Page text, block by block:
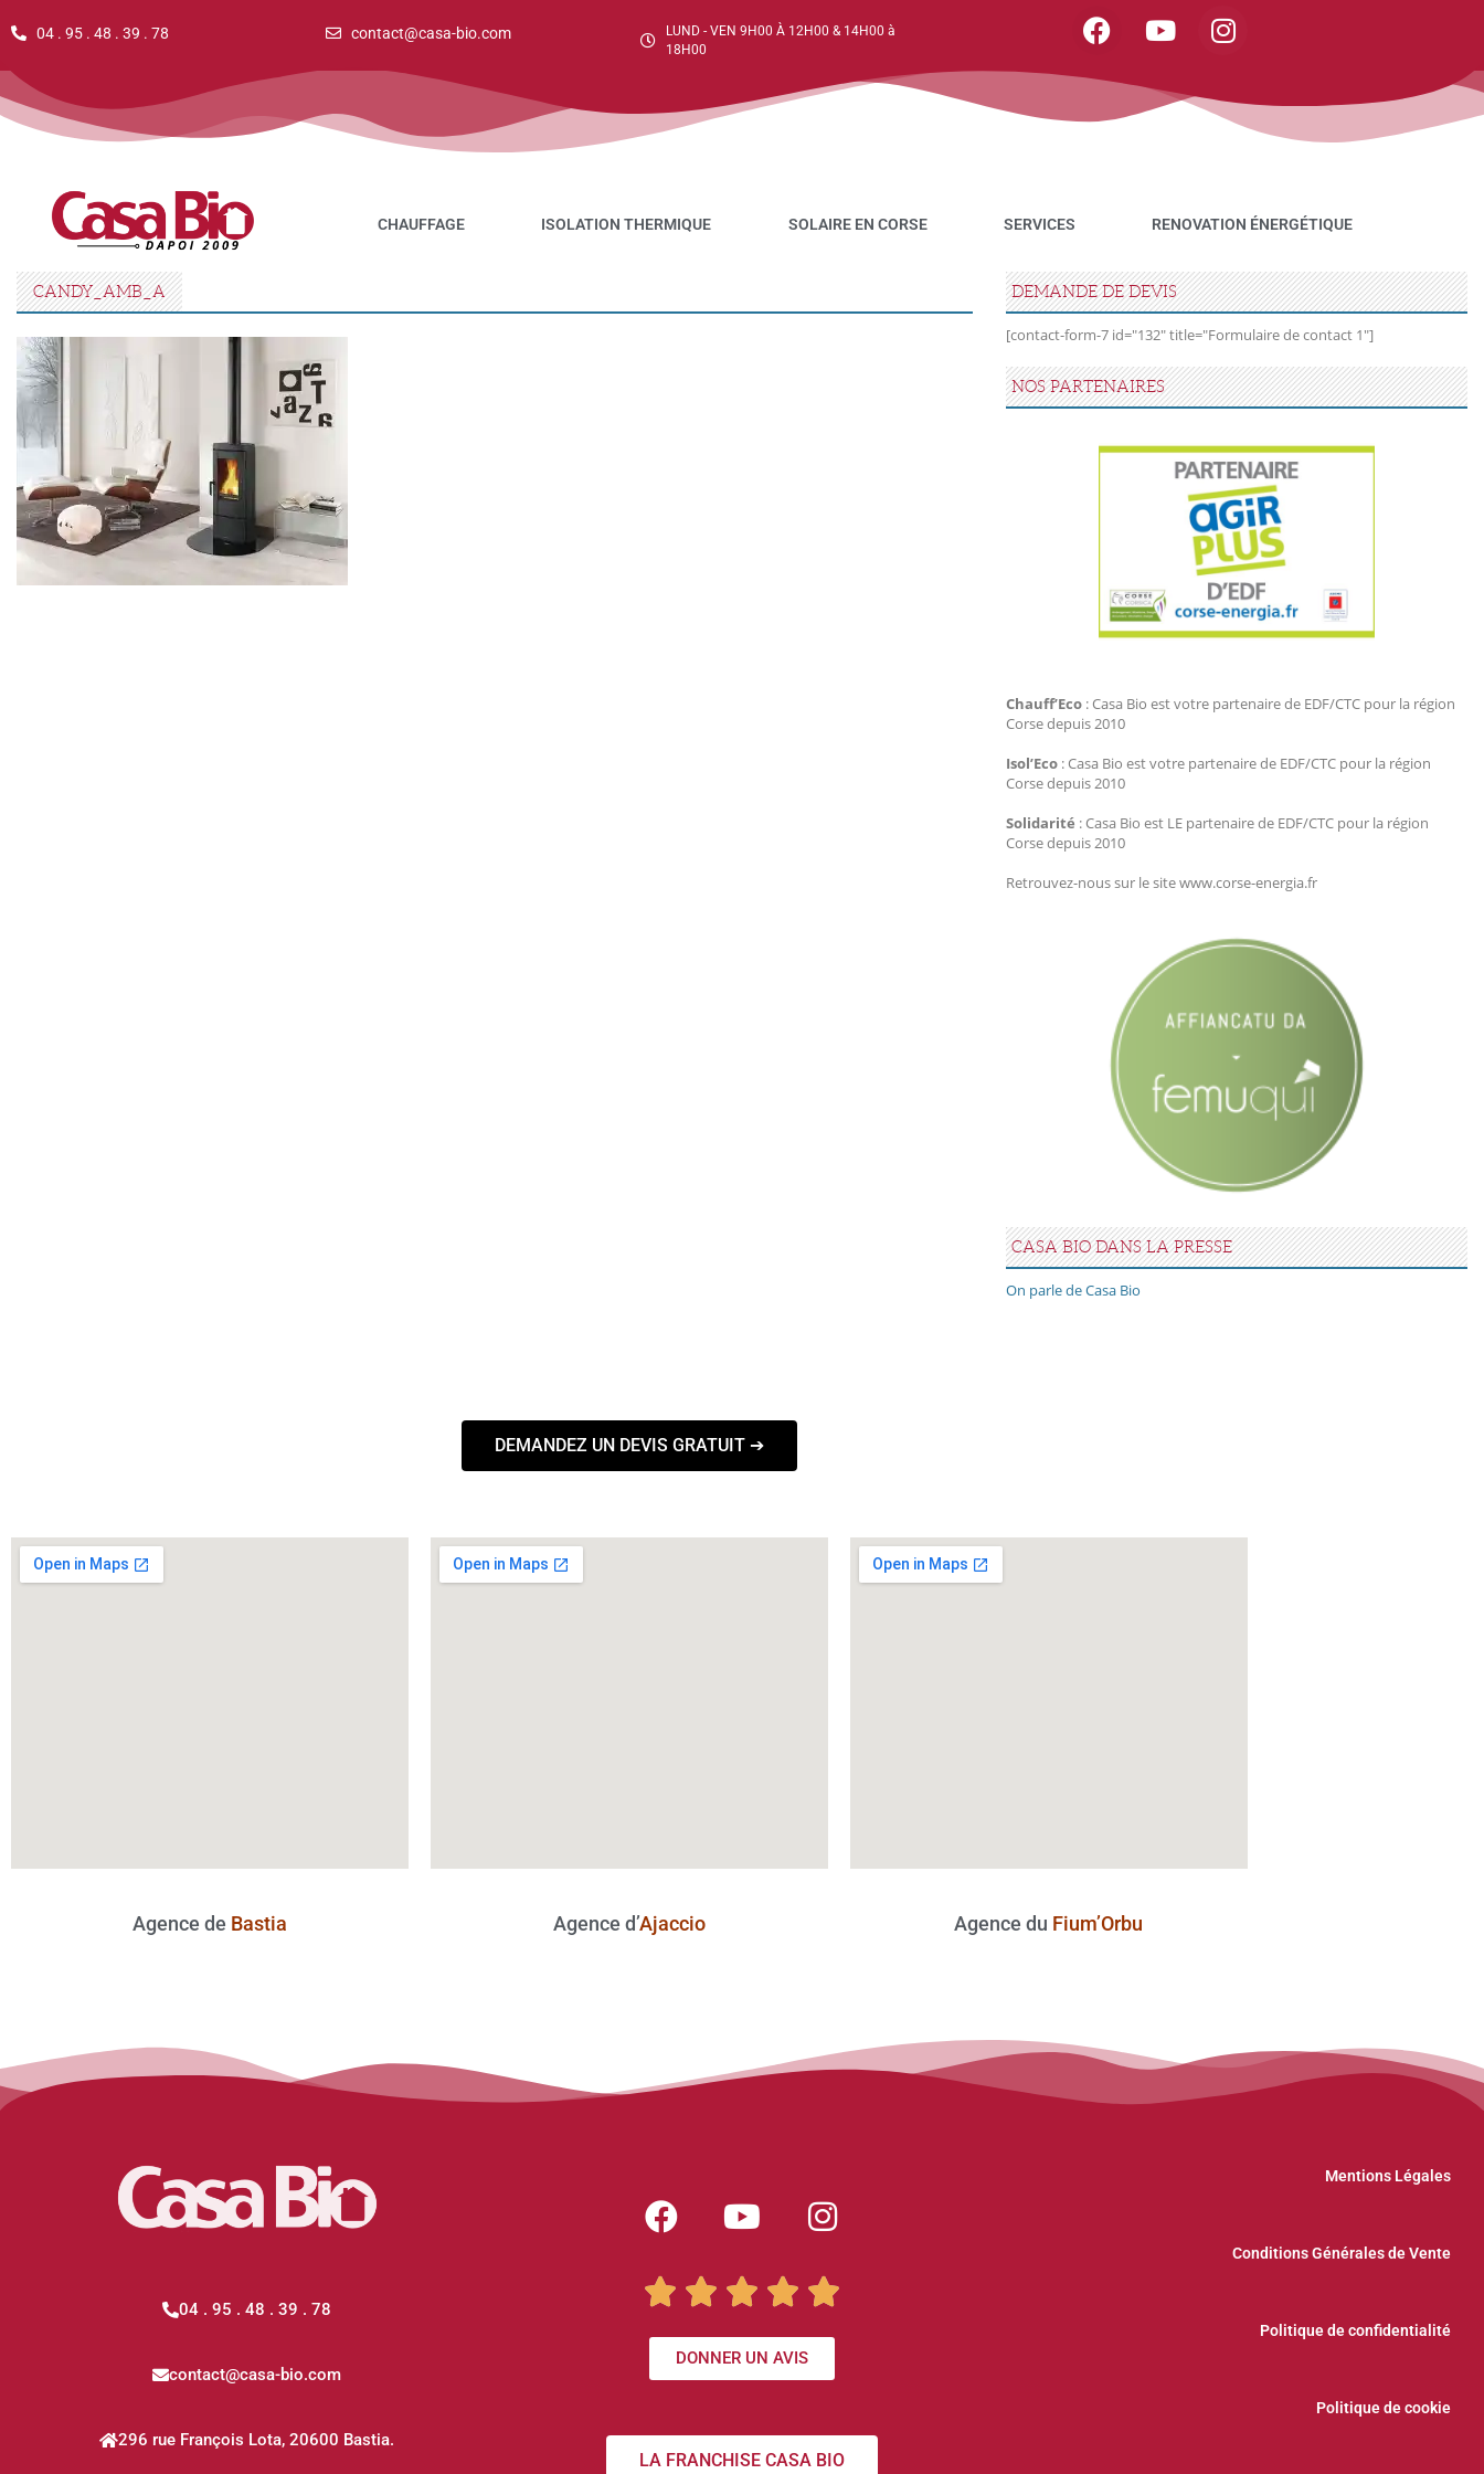
04 . 95 . 48 . 39 . 78 contact@casa-bio.com
LUND - VEN 9H00 À 12H00 & 14H00 à
18H00
CHAUFFAGE ISOLATION THERMIQUE SOLAIRE EN CORSE SERVICES RENOVATION ÉNERGÉTIQUE
CANDY_AMB_A DEMANDE DE DEVIS
[contact-form-7 id="132" title="Formulaire de contact 1"]
NOS PARTENAIRES
Chauff’Eco : Casa Bio est votre partenaire de EDF/CTC pour la région
Corse depuis 2010
Isol’Eco : Casa Bio est votre partenaire de EDF/CTC pour la région
Corse depuis 2010
Solidarité : Casa Bio est LE partenaire de EDF/CTC pour la région
Corse depuis 2010
Retrouvez-nous sur le site www.corse-energia.fr
CASA BIO DANS LA PRESSE
On parle de Casa Bio
DEMANDEZ UN DEVIS GRATUIT ➔
Agence de Bastia Agence d’Ajaccio Agence du Fium’Orbu
04 . 95 . 48 . 39 . 78
contact@casa-bio.com
296 rue François Lota, 20600 Bastia.
    
DONNER UN AVIS
LA FRANCHISE CASA BIO
Mentions Légales
Conditions Générales de Vente
Politique de confidentialité
Politique de cookie